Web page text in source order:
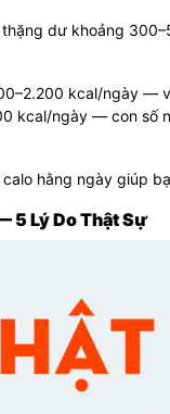
dư khoảng
kcal/ngày —
kcal/ngày — con số
hằng ngày giúp
5 Lý Do Thật Sự